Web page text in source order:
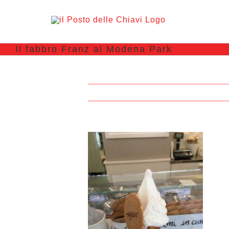
Il fabbro Franz al Modena Park